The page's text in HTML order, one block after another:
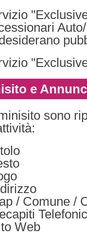
e
sono
/ Comune /
Web